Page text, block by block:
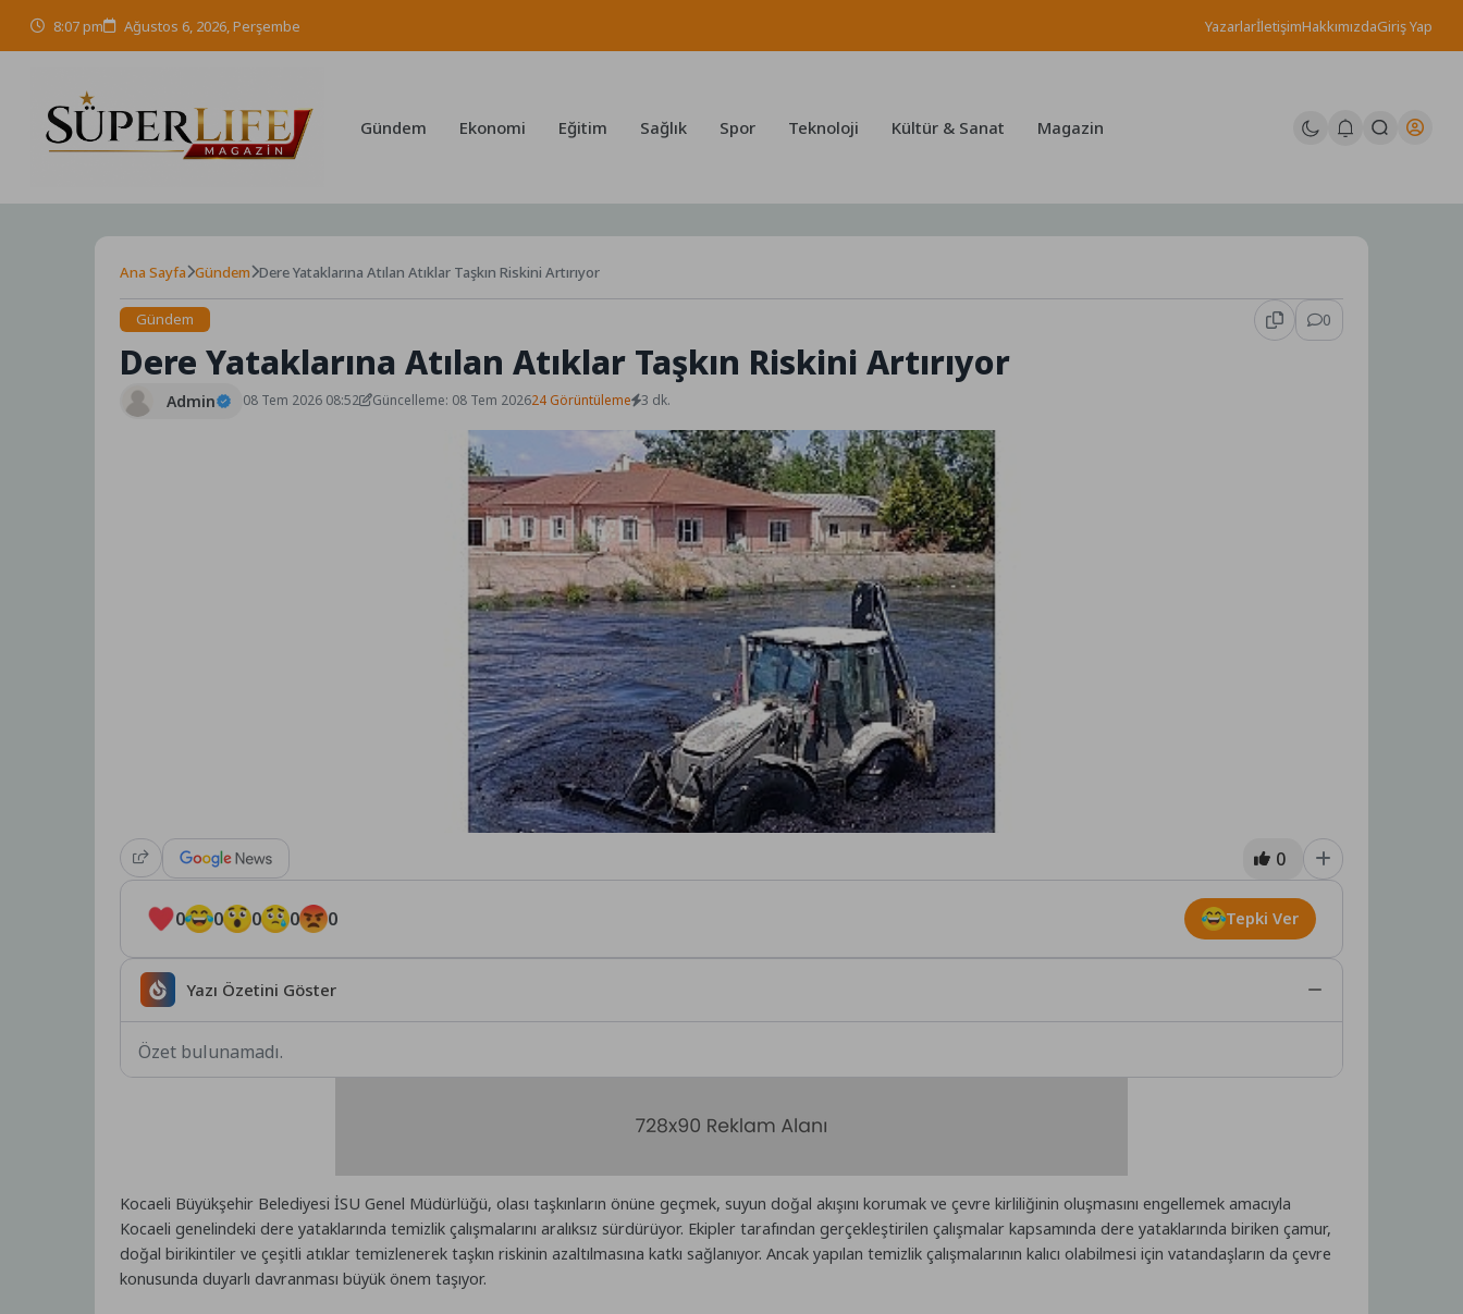
content
8:07 pm Ağustos 6, 2026, Perşembe YazarlarİletişimHakkımızdaGiriş Yap
Gündem Ekonomi Eğitim Sağlık Spor Teknoloji Kültür & Sanat Magazin
Ana Sayfa Gündem Dere Yataklarına Atılan Atıklar Taşkın Riskini Artırıyor
Gündem 0
Dere Yataklarına Atılan Atıklar Taşkın Riskini Artırıyor
Admin 08 Tem 2026 08:52 Güncelleme: 08 Tem 202624 Görüntüleme 3 dk.
0
0 0 0 0 0 Tepki Ver
Yazı Özetini Göster
Özet bulunamadı.
Kocaeli Büyükşehir Belediyesi İSU Genel Müdürlüğü, olası taşkınların önüne geçmek, suyun doğal akışını korumak ve çevre kirliliğinin oluşmasını engellemek amacıyla
Kocaeli genelindeki dere yataklarında temizlik çalışmalarını aralıksız sürdürüyor. Ekipler tarafından gerçekleştirilen çalışmalar kapsamında dere yataklarında biriken çamur,
doğal birikintiler ve çeşitli atıklar temizlenerek taşkın riskinin azaltılmasına katkı sağlanıyor. Ancak yapılan temizlik çalışmalarının kalıcı olabilmesi için vatandaşların da çevre
konusunda duyarlı davranması büyük önem taşıyor.